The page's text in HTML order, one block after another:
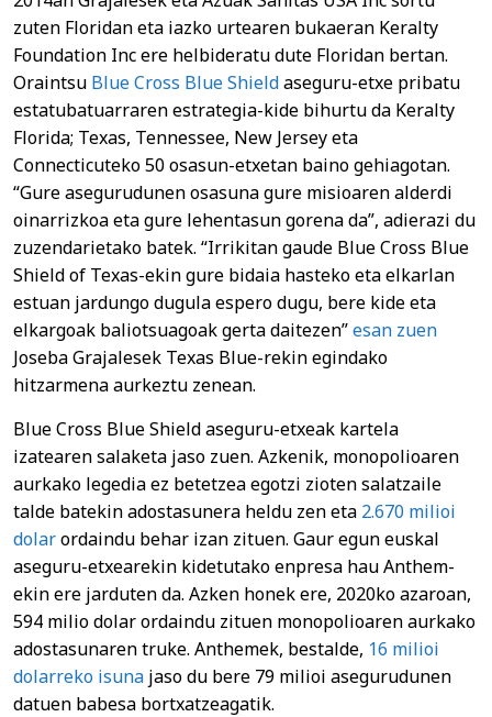
zuten Floridan eta iazko urtearen bukaeran Keralty
Foundation Inc ere helbideratu dute Floridan bertan.
Oraintsu Blue Cross Blue Shieldaseguru-etxe pribatu
estatubatuarraren estrategia-kide bihurtu da Keralty
Florida; Texas, Tennessee, New Jersey eta
Connecticuteko 50 osasun-etxetan baino gehiagotan.
“Gure asegurudunen osasuna gure misioaren alderdi
oinarrizkoa eta gure lehentasun gorena da”, adierazi du
zuzendarietako batek. “Irrikitan gaude Blue Cross Blue
Shield of Texas-ekin gure bidaia hasteko eta elkarlan
estuan jardungo dugula espero dugu, bere kide eta
elkargoak baliotsuagoak gerta daitezen”esan zuen
Joseba Grajalesek Texas Blue-rekin egindako
hitzarmena aurkeztu zenean.
Blue Cross Blue Shield aseguru-etxeak kartela
izatearen salaketa jaso zuen. Azkenik, monopolioaren
aurkako legedia ez betetzea egotzi zioten salatzaile
talde batekin adostasunera heldu zen eta 2.670 milioi
dolarordaindu behar izan zituen. Gaur egun euskal
aseguru-etxearekin kidetutako enpresa hau Anthem-
ekin ere jarduten da. Azken honek ere, 2020ko azaroan,
594 milio dolar ordaindu zituen monopolioaren aurkako
adostasunaren truke. Anthemek, bestalde, 16 milioi
dolarreko isuna jaso du bere 79 milioi asegurudunen
datuen babesa bortxatzeagatik.